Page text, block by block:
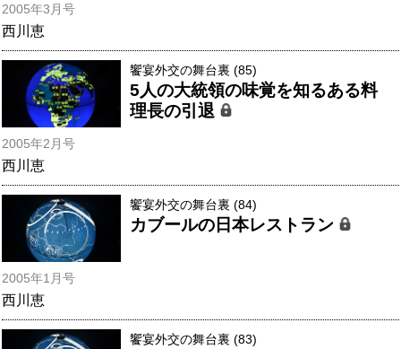
2005年3月号
西川恵
饗宴外交の舞台裏 (85)
5人の大統領の味覚を知るある料
理長の引退
2005年2月号
西川恵
饗宴外交の舞台裏 (84)
カブールの日本レストラン
2005年1月号
西川恵
饗宴外交の舞台裏 (83)